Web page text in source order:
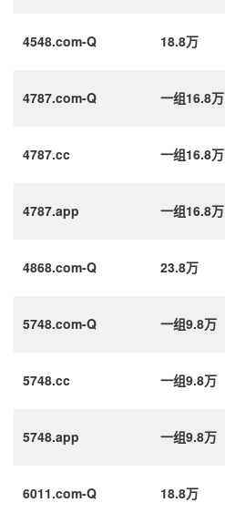
4548.com-Q 18.8万
4787.com-Q 一组16.8万
4787.cc 一组16.8万
4787.app 一组16.8万
4868.com-Q 23.8万
5748.com-Q 一组9.8万
5748.cc 一组9.8万
5748.app 一组9.8万
6011.com-Q 18.8万